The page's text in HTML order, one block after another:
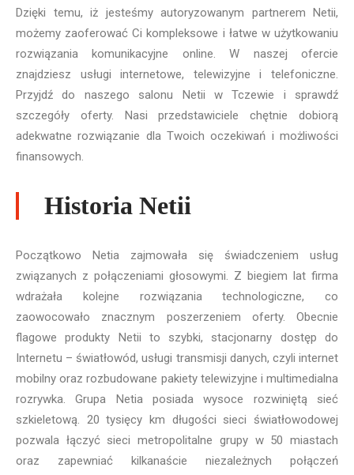
Dzięki temu, iż jesteśmy autoryzowanym partnerem Netii,
możemy zaoferować Ci kompleksowe i łatwe w użytkowaniu
rozwiązania komunikacyjne online. W naszej ofercie
znajdziesz usługi internetowe, telewizyjne i telefoniczne.
Przyjdź do naszego salonu Netii w Tczewie i sprawdź
szczegóły oferty. Nasi przedstawiciele chętnie dobiorą
adekwatne rozwiązanie dla Twoich oczekiwań i możliwości
finansowych.
Historia Netii
Początkowo Netia zajmowała się świadczeniem usług
związanych z połączeniami głosowymi. Z biegiem lat firma
wdrażała kolejne rozwiązania technologiczne, co
zaowocowało znacznym poszerzeniem oferty. Obecnie
flagowe produkty Netii to szybki, stacjonarny dostęp do
Internetu – światłowód, usługi transmisji danych, czyli internet
mobilny oraz rozbudowane pakiety telewizyjne i multimedialna
rozrywka. Grupa Netia posiada wysoce rozwiniętą sieć
szkieletową. 20 tysięcy km długości sieci światłowodowej
pozwala łączyć sieci metropolitalne grupy w 50 miastach
oraz zapewniać kilkanaście niezależnych połączeń